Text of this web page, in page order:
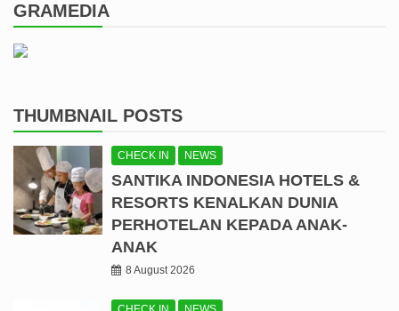
GRAMEDIA
THUMBNAIL POSTS
CHECK IN NEWS
SANTIKA INDONESIA HOTELS &
RESORTS KENALKAN DUNIA
PERHOTELAN KEPADA ANAK-
ANAK
8 August 2026